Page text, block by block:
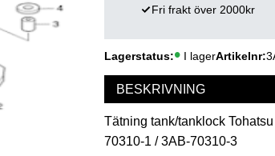
Lagerstatus I lagerArtikelnr
Fri frakt över 2000kr
BESKRIVNING
Tätning tank/tanklock
70310-1 / 3AB-70310-3